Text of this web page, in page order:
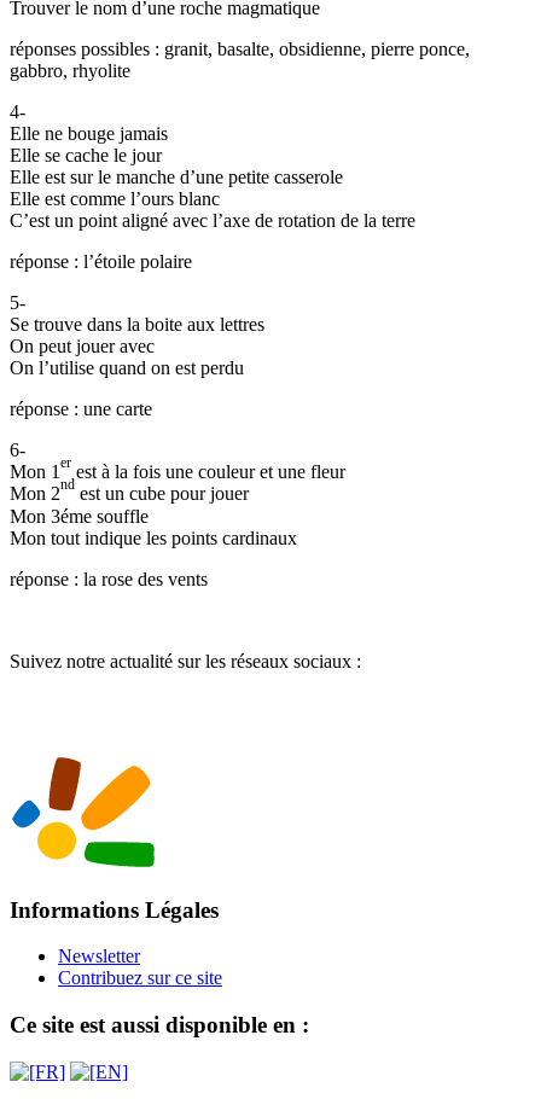
Trouver le nom d’une roche magmatique
réponses possibles : granit, basalte, obsidienne, pierre ponce,
gabbro, rhyolite
4-
Elle ne bouge jamais
Elle se cache le jour
Elle est sur le manche d’une petite casserole
Elle est comme l’ours blanc
C’est un point aligné avec l’axe de rotation de la terre
réponse : l’étoile polaire
5-
Se trouve dans la boite aux lettres
On peut jouer avec
On l’utilise quand on est perdu
réponse : une carte
6-
Mon 1 er est à la fois une couleur et une fleur
Mon 2nd est un cube pour jouer
Mon 3éme souffle
Mon tout indique les points cardinaux
réponse : la rose des vents
Suivez notre actualité sur les réseaux sociaux :
Informations Légales
Newsletter
Contribuez sur ce site
Ce site est aussi disponible en :